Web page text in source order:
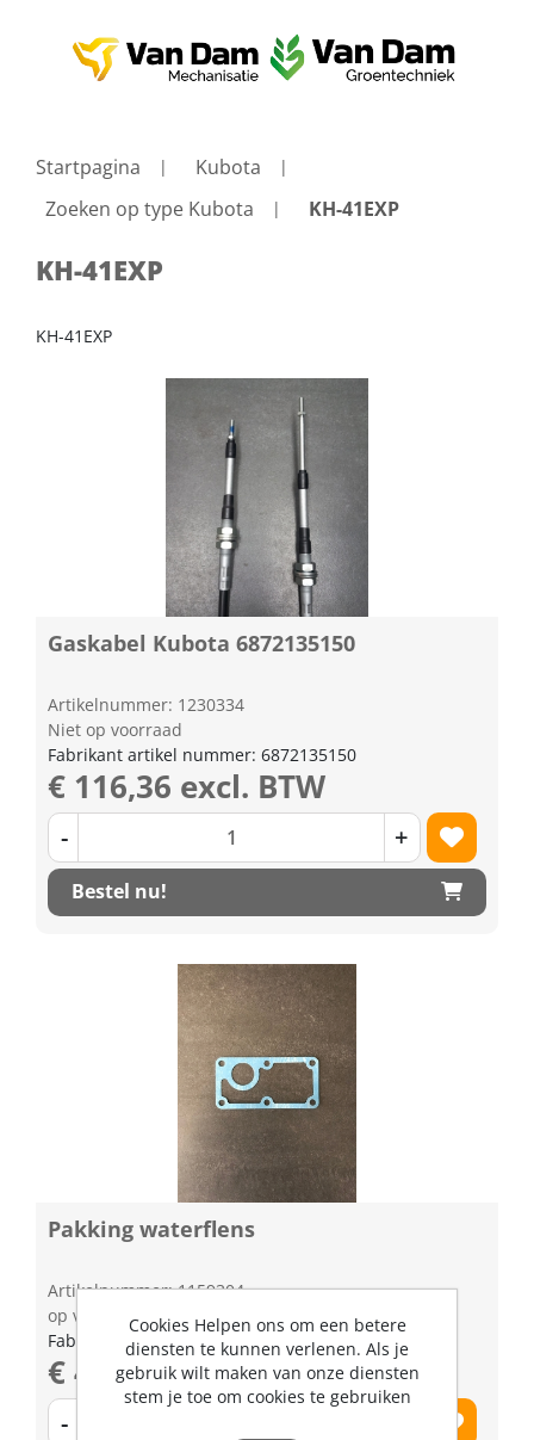
Startpagina
Kubota
Zoeken op type Kubota
KH-41EXP
KH-41EXP
KH-41EXP
Gaskabel Kubota 6872135150
Artikelnummer: 1230334
Niet op voorraad
Fabrikant artikel nummer: 6872135150
€ 116,36 excl. BTW
- +
Bestel nu!
Pakking waterflens
Artikelnummer: 1159304
op voorraad | 3-5 dagen levertijd
Fabrikant artikel nummer: 1526372920
€ 4,26 excl. BTW
-
Cookies Helpen ons om een betere
diensten te kunnen verlenen. Als je
gebruik wilt maken van onze diensten
stem je toe om cookies te gebruiken